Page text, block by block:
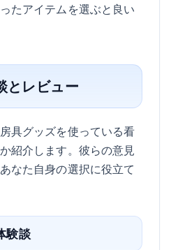
たアイテムを選ぶと良い
とレビュー
具グッズを使っている看
紹介します。彼らの意見
なた自身の選択に役立て
験談